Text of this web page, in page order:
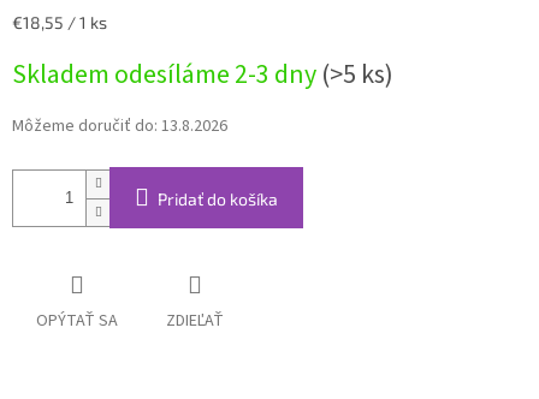
Jednotková
€18,55 / 1 ks
Skladem odesíláme 2-3 dny(>5 ks)
Môžeme doručiť do: 13.8.2026
Pridať do košíka
OPÝTAŤ SA ZDIEĽAŤ